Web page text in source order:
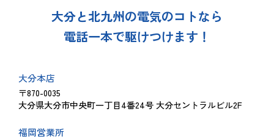
大分と北九州の電気のコトなら
電話一本で駆けつけます！
大分本店
〒870-0035
大分県大分市中央町一丁目4番24号 大分セントラルビル2F
福岡営業所